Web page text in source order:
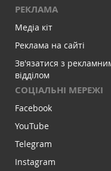
РЕКЛАМА
Медіа кіт
Реклама на сайті
Зв'язатися з
відділом
СОЦІАЛЬНІ МЕРЕЖІ
Facebook
YouTube
Telegram
Instagram